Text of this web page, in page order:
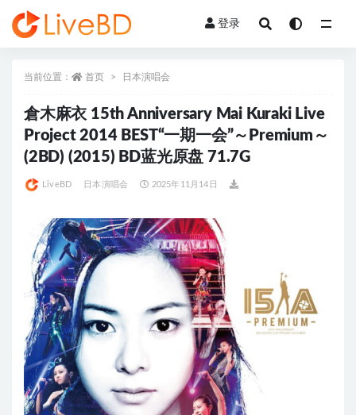
登录
当前位置： 首页 日本演唱会
倉木麻衣 15th Anniversary Mai Kuraki Live
Project 2014 BEST“一期一会”～Premium～
(2BD) (2015) BD蓝光原盘 71.7G
LiveBD 日本演唱会 2025年11月14日